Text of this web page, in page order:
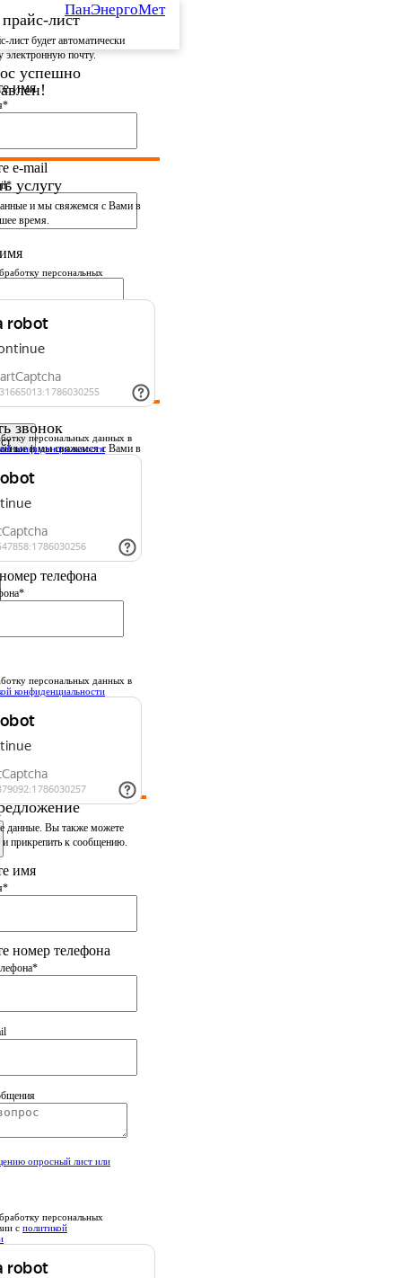
успешно
в ближайшее время.
лист
лист будет автоматически
электронную почту.
имя
e-mail
персональных
услугу
и мы свяжемся с Вами в
время.
телефона
персональных данных в
конфиденциальности
звонок
и мы свяжемся с Вами в
телефона
персональных данных в
конфиденциальности
данные. Вы также можете
прикрепить к сообщению.
имя
номер телефона
опросный лист или
персональных
с политикой
ПанЭнергоМет